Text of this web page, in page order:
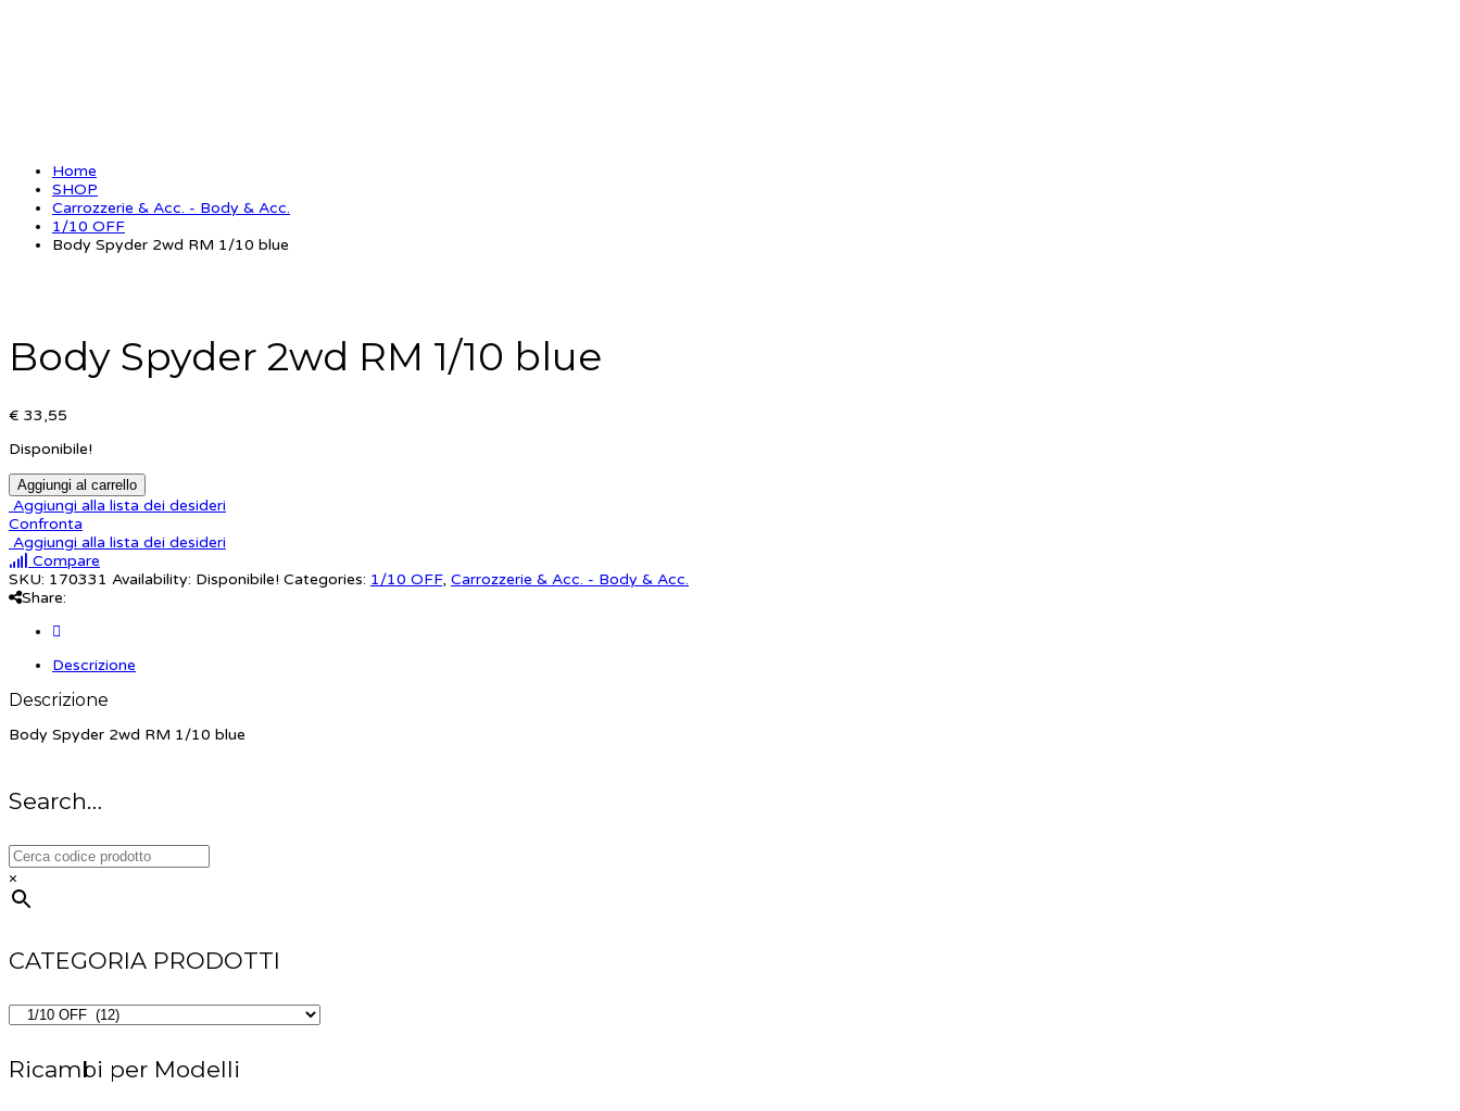
Home
SHOP
Carrozzerie & Acc. - Body & Acc.
1/10 OFF
Body Spyder 2wd RM 1/10 blue
Body Spyder 2wd RM 1/10 blue
€ 33,55
Disponibile!
Aggiungi al carrello
Aggiungi alla lista dei desideri
Confronta
Aggiungi alla lista dei desideri
Compare
SKU: 170331 Availability: Disponibile! Categories: 1/10 OFF, Carrozzerie & Acc. - Body & Acc.
Share:
Descrizione
Descrizione
Body Spyder 2wd RM 1/10 blue
Search…
×
CATEGORIA PRODOTTI
Ricambi per Modelli